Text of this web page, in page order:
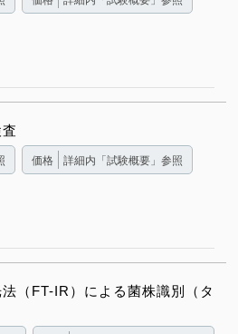
価格 詳細内「試験概要」参照
（FT-IR）による菌株識別（タ